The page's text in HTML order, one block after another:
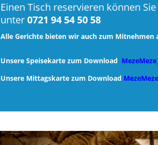
Einen Tisch reservieren können
unter0721 94 54 50 58
Alle Gerichte bieten wir auch zum Mitnehmen
Unsere Speisekarte zum Download
Unsere Mittagskarte zum Download